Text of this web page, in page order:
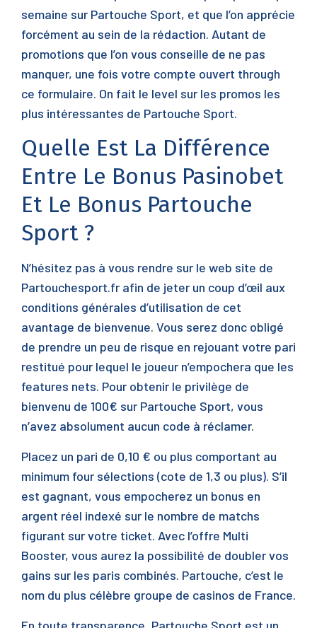
semaine sur Partouche Sport, et que l’on apprécie
forcément au sein de la rédaction. Autant de
promotions que l’on vous conseille de ne pas
manquer, une fois votre compte ouvert through
ce formulaire. On fait le level sur les promos les
plus intéressantes de Partouche Sport.
Quelle Est La Différence
Entre Le Bonus Pasinobet
Et Le Bonus Partouche
Sport ?
N’hésitez pas à vous rendre sur le web site de
Partouchesport.fr afin de jeter un coup d’œil aux
conditions générales d’utilisation de cet
avantage de bienvenue. Vous serez donc obligé
de prendre un peu de risque en rejouant votre pari
restitué pour lequel le joueur n’empochera que les
features nets. Pour obtenir le privilège de
bienvenu de 100€ sur Partouche Sport, vous
n’avez absolument aucun code à réclamer.
Placez un pari de 0,10 € ou plus comportant au
minimum four sélections (cote de 1,3 ou plus). S’il
est gagnant, vous empocherez un bonus en
argent réel indexé sur le nombre de matchs
figurant sur votre ticket. Avec l’offre Multi
Booster, vous aurez la possibilité de doubler vos
gains sur les paris combinés. Partouche, c’est le
nom du plus célèbre groupe de casinos de France.